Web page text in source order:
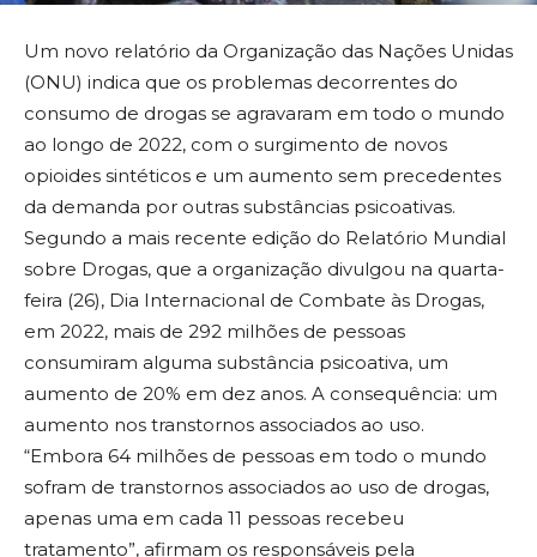
Um novo relatório da Organização das Nações Unidas
(ONU) indica que os problemas decorrentes do
consumo de drogas se agravaram em todo o mundo
ao longo de 2022, com o surgimento de novos
opioides sintéticos e um aumento sem precedentes
da demanda por outras substâncias psicoativas.
Segundo a mais recente edição do Relatório Mundial
sobre Drogas, que a organização divulgou na quarta-
feira (26), Dia Internacional de Combate às Drogas,
em 2022, mais de 292 milhões de pessoas
consumiram alguma substância psicoativa, um
aumento de 20% em dez anos. A consequência: um
aumento nos transtornos associados ao uso.
“Embora 64 milhões de pessoas em todo o mundo
sofram de transtornos associados ao uso de drogas,
apenas uma em cada 11 pessoas recebeu
tratamento”, afirmam os responsáveis pela